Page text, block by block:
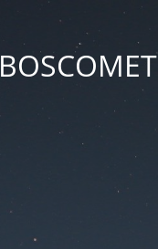
BOSCOMET